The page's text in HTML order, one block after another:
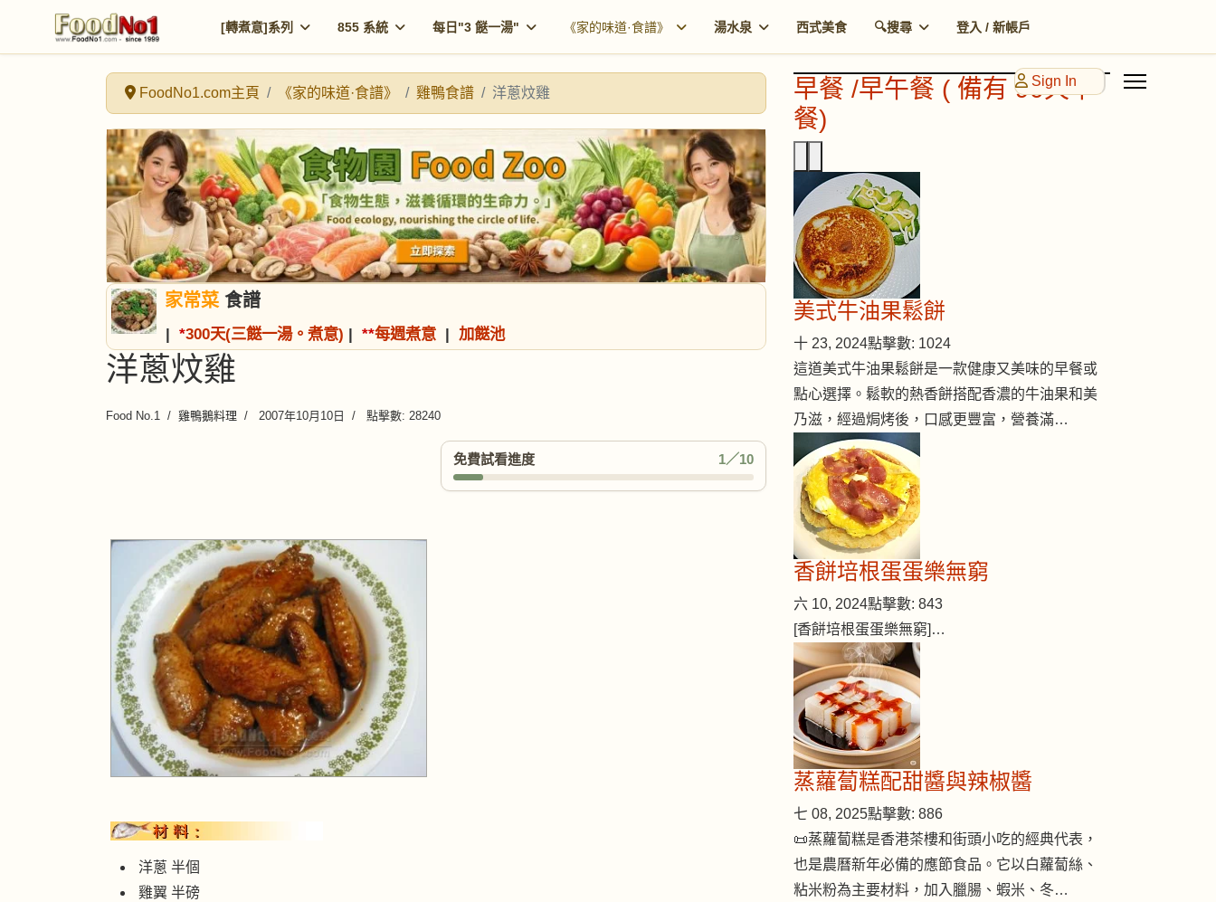
[轉煮意]系列 855 系統 每日"3 餸一湯" 《家的味道·食譜》 湯水泉 西式美食 🔍搜尋 登入 / 新帳戶
Sign In
FoodNo1.com主頁 《家的味道·食譜》 雞鴨食譜 洋蔥炆雞
家常菜 食譜
| *300天(三餸一湯。煮意) | **每週煮意 | 加餸池
洋蔥炆雞
Food No.1 雞鴨鵝料理 2007年10月10日 點擊數: 28240
免費試看進度 1／10
洋蔥 半個
雞翼 半磅
早餐 /早午餐 ( 備有 90天早
餐)
美式牛油果鬆餅
十 23, 2024點擊數: 1024
這道美式牛油果鬆餅是一款健康又美味的早餐或
點心選擇。鬆軟的熱香餅搭配香濃的牛油果和美
乃滋，經過焗烤後，口感更豐富，營養滿…
香餅培根蛋蛋樂無窮
六 10, 2024點擊數: 843
[香餅培根蛋蛋樂無窮]…
蒸蘿蔔糕配甜醬與辣椒醬
七 08, 2025點擊數: 886
📜蒸蘿蔔糕是香港茶樓和街頭小吃的經典代表，
也是農曆新年必備的應節食品。它以白蘿蔔絲、
粘米粉為主要材料，加入臘腸、蝦米、冬…